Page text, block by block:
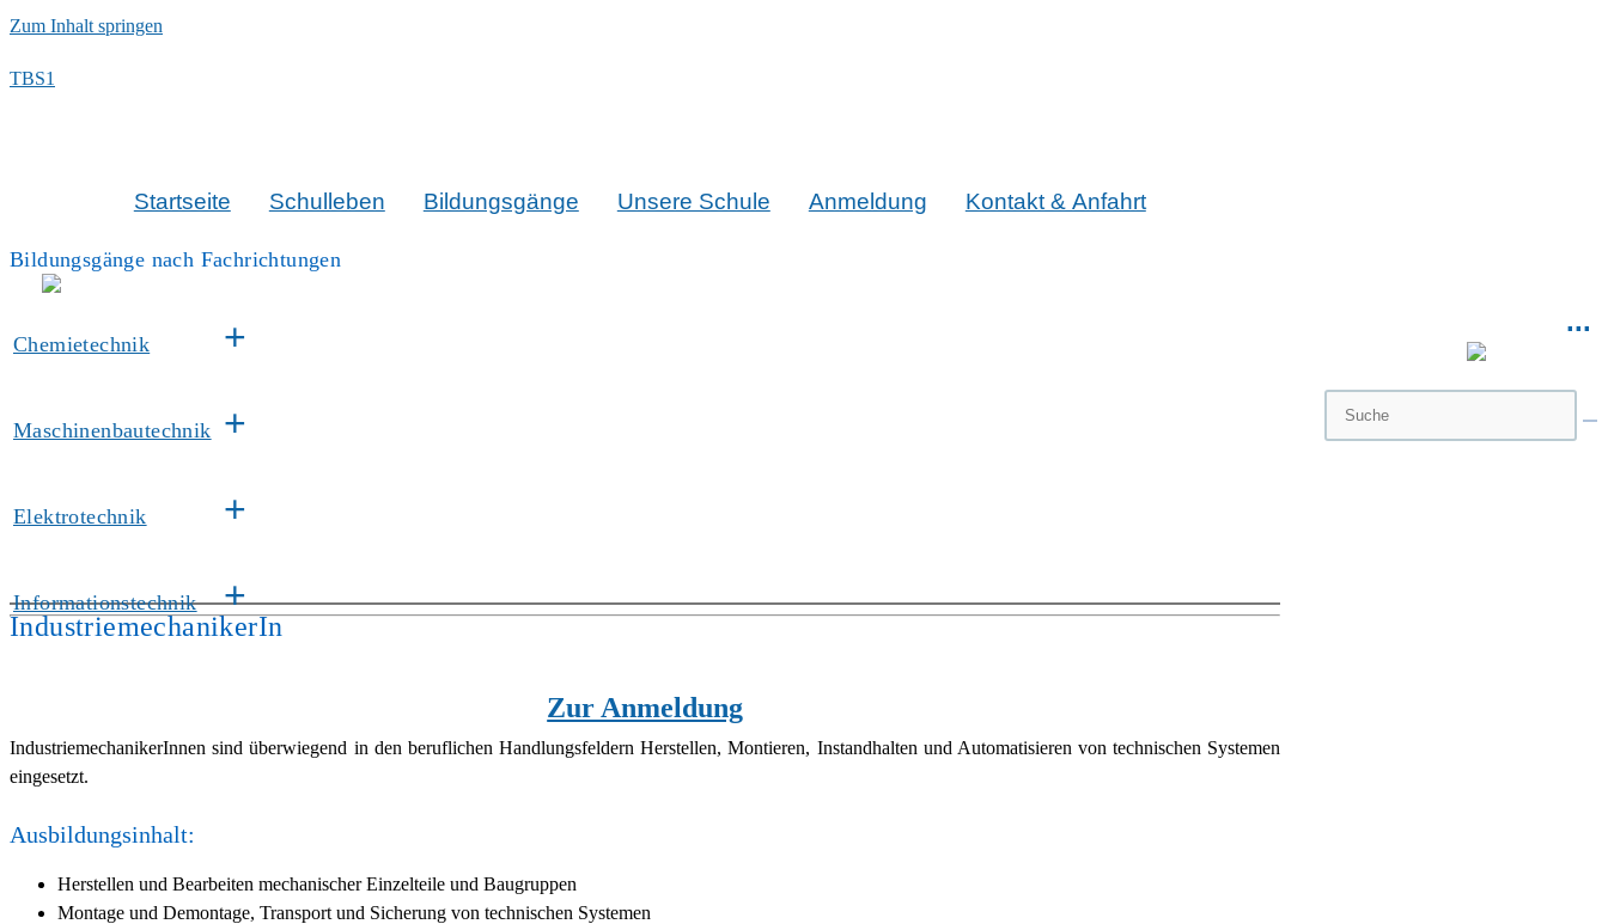
Zum Inhalt springen
TBS1
Startseite Schulleben Bildungsgänge Unsere Schule Anmeldung Kontakt & Anfahrt
...
Bildungsgänge nach Fachrichtungen
Chemietechnik +
Maschinenbautechnik +
Elektrotechnik +
Informationstechnik +
IndustriemechanikerIn
Zur Anmeldung
IndustriemechanikerInnen sind überwiegend in den beruflichen Handlungsfeldern Herstellen, Montieren, Instandhalten und Automatisieren von technischen Systemen
eingesetzt.
Ausbildungsinhalt:
Herstellen und Bearbeiten mechanischer Einzelteile und Baugruppen
Montage und Demontage, Transport und Sicherung von technischen Systemen